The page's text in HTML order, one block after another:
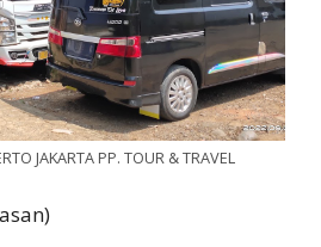
JAKARTA PP. TOUR & TRAVEL